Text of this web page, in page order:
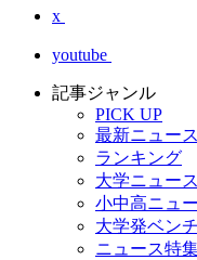
x
youtube
記事ジャンル
PICK UP
最新ニュース
ランキング
大学ニュース
小中高ニュ
大学発ベン
ニュース特